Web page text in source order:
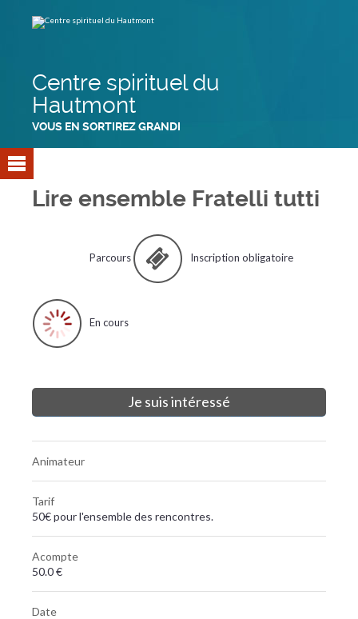
contenu.
Centre spirituel du
Hautmont
VOUS EN SORTIREZ GRANDI
Lire ensemble Fratelli tutti
Parcours Inscription obligatoire
En cours
Je suis intéressé
Animateur
Tarif
50€ pour l'ensemble des rencontres.
Acompte
50.0 €
Date